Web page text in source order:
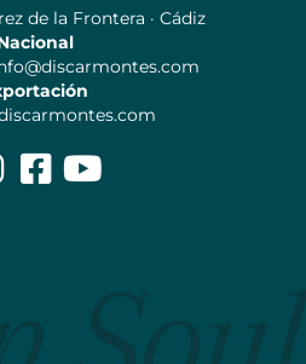
de la Frontera · Cádiz